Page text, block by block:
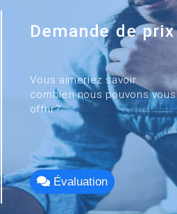
Demande de prix
Vous aimeriez savoir
combien nous pouvons vous
offrir?
Évaluation